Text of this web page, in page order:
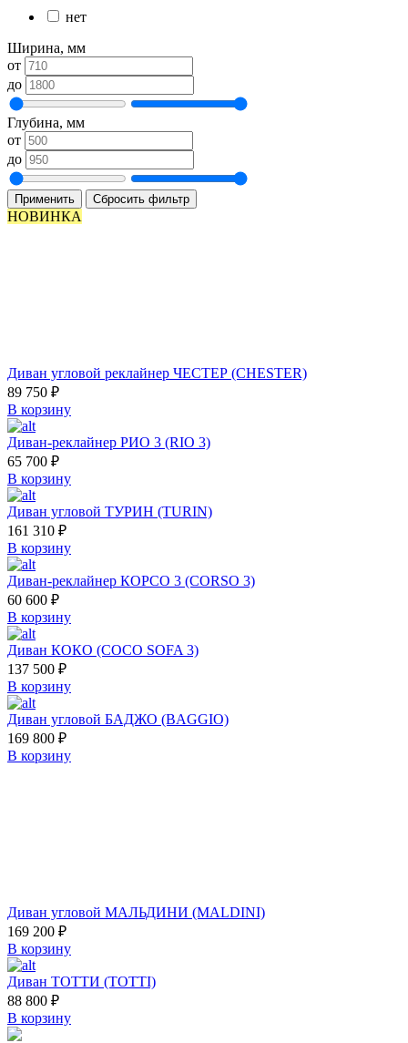
нет
Ширина, мм
от
до
Глубина, мм
от
до
Применить Сбросить фильтр
НОВИНКА
Диван угловой реклайнер ЧЕСТЕР (CHESTER)
89 750 ₽
В корзину
Диван-реклайнер РИО 3 (RIO 3)
65 700 ₽
В корзину
Диван угловой ТУРИН (TURIN)
161 310 ₽
В корзину
Диван-реклайнер КОРСО 3 (CORSO 3)
60 600 ₽
В корзину
Диван КОКО (COCO SOFA 3)
137 500 ₽
В корзину
Диван угловой БАДЖО (BAGGIO)
169 800 ₽
В корзину
Диван угловой МАЛЬДИНИ (MALDINI)
169 200 ₽
В корзину
Диван ТОТТИ (TOTTI)
88 800 ₽
В корзину